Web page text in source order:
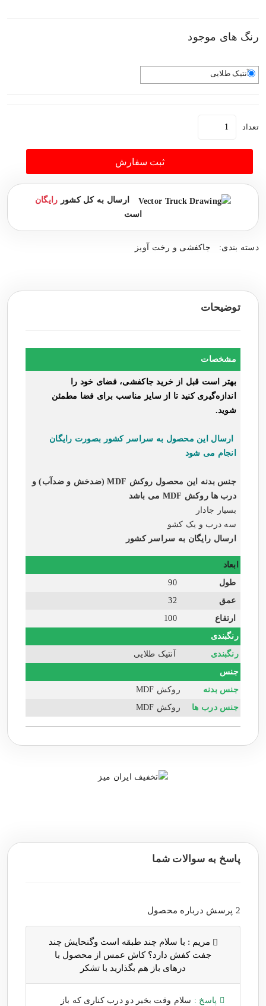
رنگ های موجود
آنتیک طلایی
تعداد
ثبت سفارش
ارسال به کل کشور رایگان
است
دسته بندی: جاکفشی و رخت آویز
توضیحات
مشخصات
بهتر است قبل از خرید جاکفشی، فضای خود را
اندازه‌گیری کنید تا از سایز مناسب برای فضا مطمئن
شوید.
ارسال این محصول به سراسر کشور بصورت رایگان
انجام می شود
جنس بدنه این محصول روکش MDF (ضدخش و ضدآب) و
درب ها روکش MDF می باشد
بسیار جادار
سه درب و یک کشو
ارسال رایگان به سراسر کشور
ابعاد
طول
90
عمق
32
ارتفاع
100
رنگبندی
رنگبندی
آنتیک طلایی
جنس
جنس بدنه
روکش MDF
جنس درب ها
روکش MDF
پاسخ به سوالات شما
2 پرسش درباره محصول
مریم : با سلام چند طبقه است و‌گنحایش چند
جفت کفش دارد؟ کاش عمس از محصول با
درهای باز هم بگذارید با تشکر
پاسخ : سلام وقت بخیر دو درب کناری که باز